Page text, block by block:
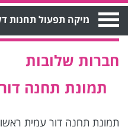
Open
Menu מיקה תפעול תחנות
חברות שלובות
תמונת תחנה
תמונת תחנה דור עמית ראשון